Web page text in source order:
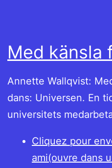
Med känsla
Annette Wallqvist:
dans: Universen. En
universitets
Cliquez pour
ami(ouvre dans